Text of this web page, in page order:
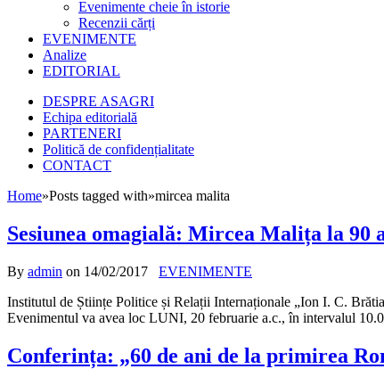
Evenimente cheie în istorie
Recenzii cărți
EVENIMENTE
Analize
EDITORIAL
DESPRE ASAGRI
Echipa editorială
PARTENERI
Politică de confidențialitate
CONTACT
Home»Posts tagged with»mircea malita
Sesiunea omagială: Mircea Malița la 90
By admin on 14/02/2017
EVENIMENTE
Institutul de Științe Politice și Relații Internaționale „Ion I. C.
Evenimentul va avea loc LUNI, 20 februarie a.c., în intervalul
Conferința: „60 de ani de la primirea